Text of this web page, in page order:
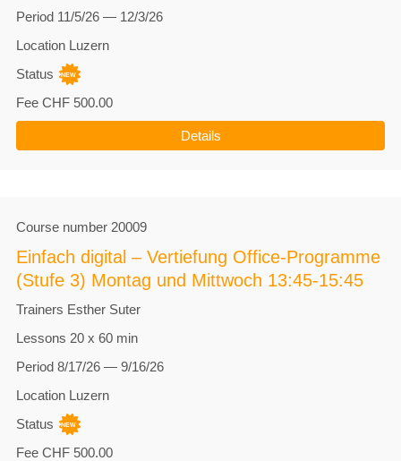
Period 11/5/26 — 12/3/26
Location Luzern
Status
Fee CHF 500.00
Details
Course number 20009
Einfach digital – Vertiefung Office-Programme
(Stufe 3) Montag und Mittwoch 13:45-15:45
Trainers Esther Suter
Lessons 20 x 60 min
Period 8/17/26 — 9/16/26
Location Luzern
Status
Fee CHF 500.00